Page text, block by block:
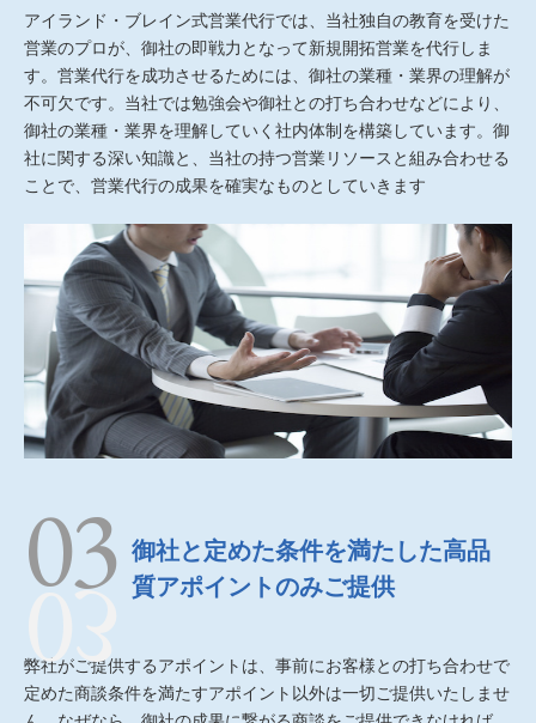
アイランド・ブレイン式営業代行では、当社独自の教育を受けた
営業のプロが、御社の即戦力となって新規開拓営業を代行しま
す。営業代行を成功させるためには、御社の業種・業界の理解が
不可欠です。当社では勉強会や御社との打ち合わせなどにより、
御社の業種・業界を理解していく社内体制を構築しています。御
社に関する深い知識と、当社の持つ営業リソースと組み合わせる
ことで、営業代行の成果を確実なものとしていきます
御社と定めた条件を満たした高品
質アポイントのみご提供
弊社がご提供するアポイントは、事前にお客様との打ち合わせで
定めた商談条件を満たすアポイント以外は一切ご提供いたしませ